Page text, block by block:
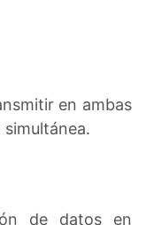
en ambas
de datos en